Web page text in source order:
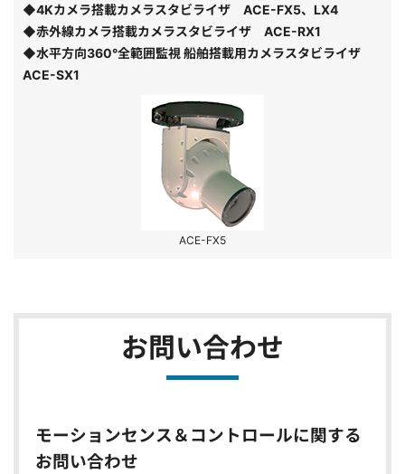
◆4Kカメラ搭載カメラスタビライザ ACE-FX5、LX4
◆赤外線カメラ搭載カメラスタビライザ ACE-RX1
◆水平方向360°全範囲監視 船舶搭載用カメラスタビライザ
ACE-SX1
ACE-FX5
お問い合わせ
モーションセンス＆コントロールに関する
お問い合わせ